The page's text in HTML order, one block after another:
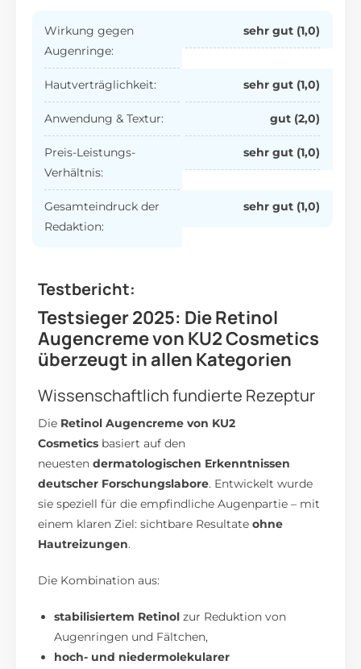
Wirkung gegen
Augenringe:
sehr gut (1,0)
Hautverträglichkeit: sehr gut (1,0)
Anwendung & Textur: gut (2,0)
Preis-Leistungs-
Verhältnis:
sehr gut (1,0)
Gesamteindruck der
Redaktion:
sehr gut (1,0)
Testbericht:
Testsieger 2025: Die Retinol
Augencreme von KU2 Cosmetics
überzeugt in allen Kategorien
Wissenschaftlich fundierte Rezeptur
Die Retinol Augencreme von KU2
Cosmetics basiert auf den
neuestendermatologischen Erkenntnissen
deutscher Forschungslabore. Entwickelt wurde
sie speziell für die empfindliche Augenpartie – mit
einem klaren Ziel: sichtbare Resultateohne
Hautreizungen.
Die Kombination aus:
stabilisiertem Retinol zur Reduktion von
Augenringen und Fältchen,
hoch- und niedermolekularer